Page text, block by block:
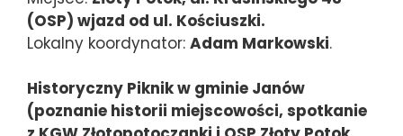
(OSP) wjazd od ul. Kościuszki.
Lokalny koordynator: Adam Markowski.
Historyczny Piknik w gminie Janów
(poznanie historii miejscowości, spotkanie